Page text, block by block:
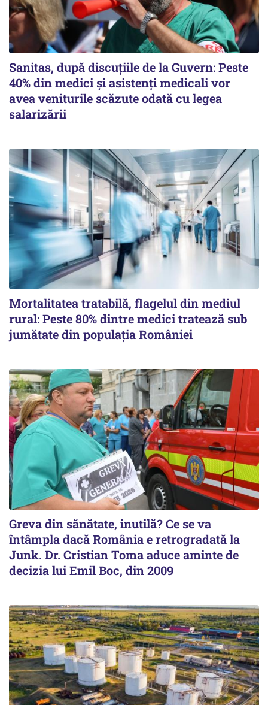
Sanitas, după discuțiile de la Guvern: Peste
40% din medici și asistenți medicali vor
avea veniturile scăzute odată cu legea
salarizării
Mortalitatea tratabilă, flagelul din mediul
rural: Peste 80% dintre medici tratează sub
jumătate din populația României
Greva din sănătate, inutilă? Ce se va
întâmpla dacă România e retrogradată la
Junk. Dr. Cristian Toma aduce aminte de
decizia lui Emil Boc, din 2009